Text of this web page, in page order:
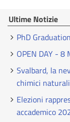
Ultime Notizie
PhD
OPEN DAY - 8
Svalbard, la
chimici naturali
Elezioni
accademico